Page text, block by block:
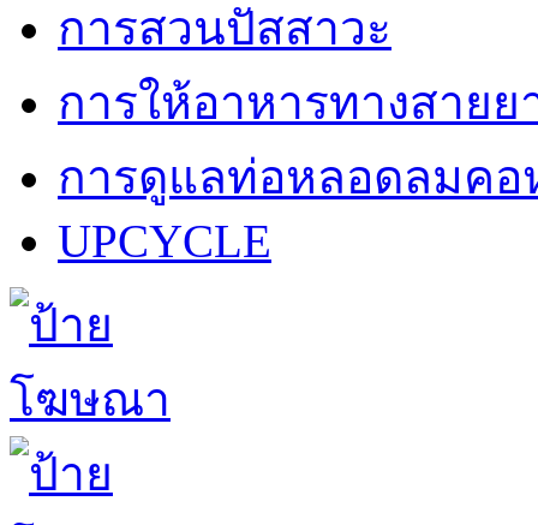
การสวนปัสสาวะ
การให้อาหารทางสายย
การดูแลท่อหลอดลมคอ
UPCYCLE